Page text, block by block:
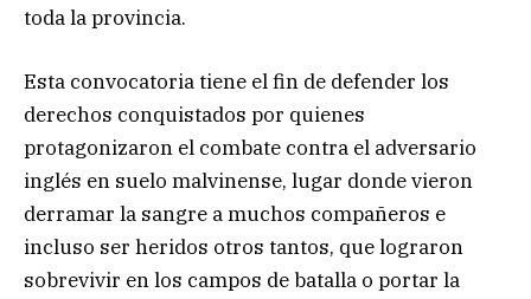
toda la provincia.
Esta convocatoria tiene el fin de defender los
derechos conquistados por quienes
protagonizaron el combate contra el adversario
inglés en suelo malvinense, lugar donde vieron
derramar la sangre a muchos compañeros e
incluso ser heridos otros tantos, que lograron
sobrevivir en los campos de batalla o portar la